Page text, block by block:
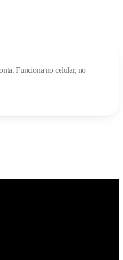
Funciona no celular, no